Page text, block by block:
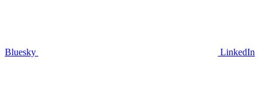
Bluesky LinkedIn